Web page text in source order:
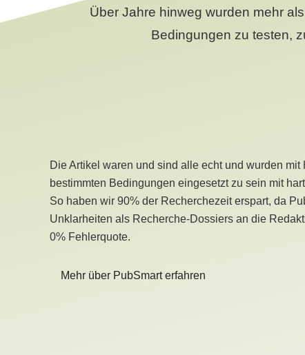
Über Jahre hinweg wurden mehr
Bedingungen zu testen,
Die Artikel waren und sind alle echt und wurden
bestimmten Bedingungen eingesetzt zu sein mit
So haben wir 90% der Recherchezeit erspart, da
Unklarheiten als Recherche-Dossiers an die
0% Fehlerquote.
Mehr über PubSmart erfahren